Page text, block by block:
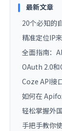
最新文章
20个必知的
精准定位IP
全面指南：
OAuth 2.0
Coze API接
如何在
轻松掌握外
手把手教你